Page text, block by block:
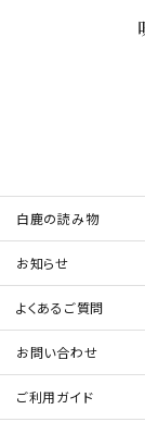
白鹿の読み物
お知らせ
よくあるご質問
お問い合わせ
ご利用ガイド